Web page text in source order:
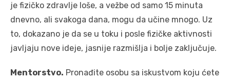
je fizičko zdravlje loše, a vežbe od samo 15 minuta
dnevno, ali svakoga dana, mogu da učine mnogo. Uz
to, dokazano je da se u toku i posle fizičke aktivnosti
javljaju nove ideje, jasnije razmišlja i bolje zaključuje.
Mentorstvo. Pronađite osobu sa iskustvom koju ćete